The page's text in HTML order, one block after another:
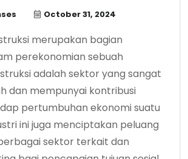
October 31, 2024
merupakan bagian
perekonomian sebuah
adalah sektor yang sangat
dan mempunyai kontribusi
pertumbuhan ekonomi suatu
ini juga menciptakan peluang
sektor terkait dan